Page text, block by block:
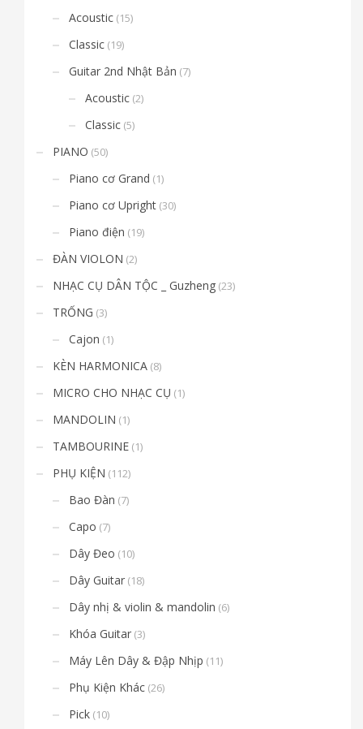
Acoustic (15)
Classic (19)
Guitar 2nd Nhật Bản (7)
Acoustic (2)
Classic (5)
PIANO (50)
Piano cơ Grand (1)
Piano cơ Upright (30)
Piano điện (19)
ĐÀN VIOLON (2)
NHẠC CỤ DÂN TỘC _ Guzheng (23)
TRỐNG (3)
Cajon (1)
KÈN HARMONICA (8)
MICRO CHO NHẠC CỤ (1)
MANDOLIN (1)
TAMBOURINE (1)
PHỤ KIỆN (112)
Bao Đàn (7)
Capo (7)
Dây Đeo (10)
Dây Guitar (18)
Dây nhị & violin & mandolin (6)
Khóa Guitar (3)
Máy Lên Dây & Đập Nhịp (11)
Phụ Kiện Khác (26)
Pick (10)